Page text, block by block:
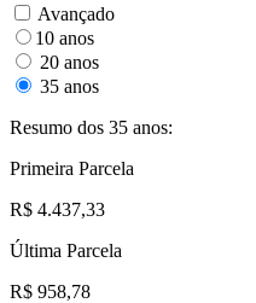
Avançado
10 anos
20 anos
35 anos
Resumo dos 35 anos:
Primeira Parcela
R$ 4.437,33
Última Parcela
R$ 958,78